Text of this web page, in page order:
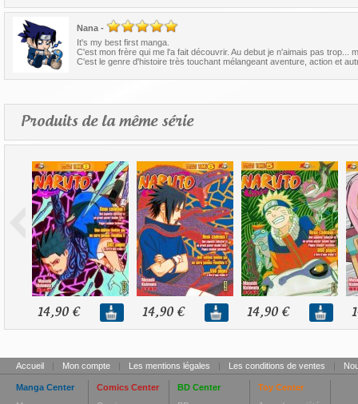
Nana -
It's my best first manga.
C'est mon frère qui me l'a fait découvrir. Au debut je n'aimais pas trop...
C'est le genre d'histoire très touchant mélangeant aventure, action et
Produits de la même série
14,90 € 14,90 € 14,90 €
Accueil | Mon compte | Les mentions légales | Les conditions de ventes |
Manga Center
Comics Center
BD Center
Toy Center